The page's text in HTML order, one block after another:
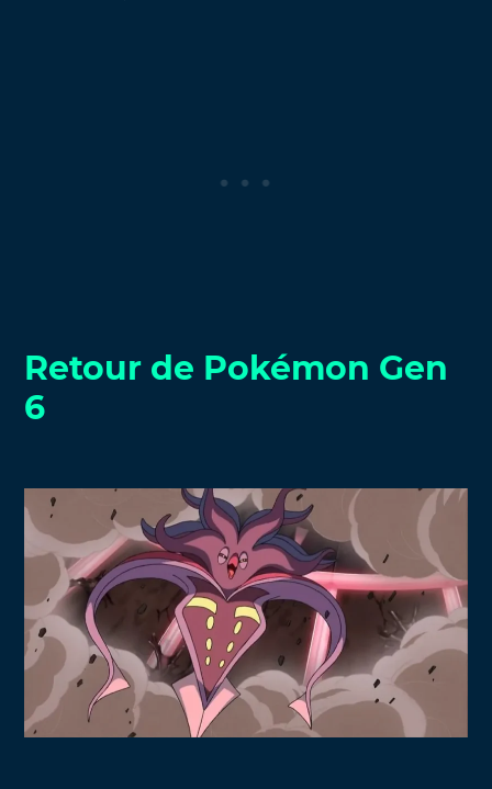
Retour de Pokémon Gen
6